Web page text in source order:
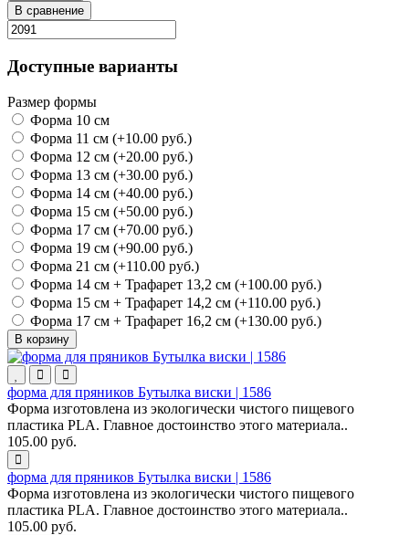
В сравнение
Доступные варианты
Размер формы
Форма 10 см
Форма 11 см (+10.00 руб.)
Форма 12 см (+20.00 руб.)
Форма 13 см (+30.00 руб.)
Форма 14 см (+40.00 руб.)
Форма 15 см (+50.00 руб.)
Форма 17 см (+70.00 руб.)
Форма 19 см (+90.00 руб.)
Форма 21 см (+110.00 руб.)
Форма 14 см + Трафарет 13,2 см (+100.00 руб.)
Форма 15 см + Трафарет 14,2 см (+110.00 руб.)
Форма 17 см + Трафарет 16,2 см (+130.00 руб.)
В корзину
форма для пряников Бутылка виски | 1586
Форма изготовлена из экологически чистого пищевого
пластика PLA. Главное достоинство этого материала..
105.00 руб.
форма для пряников Бутылка виски | 1586
Форма изготовлена из экологически чистого пищевого
пластика PLA. Главное достоинство этого материала..
105.00 руб.